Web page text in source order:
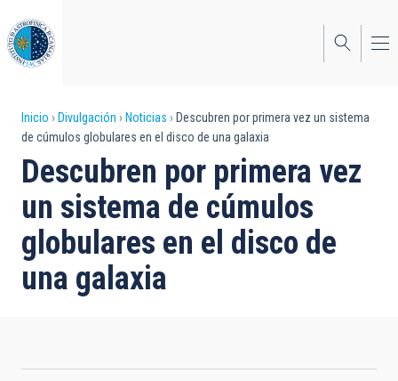
al
contenido
principal
Sobrescribir
enlaces
de
ayuda
a
la
Inicio Divulgación Noticias
Descubren por primera vez un sistema
de cúmulos globulares en el disco de una galaxia
Descubren por primera vez
un sistema de cúmulos
globulares en el disco de
una galaxia